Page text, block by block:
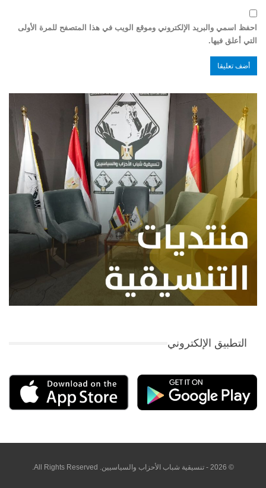
احفظ اسمي والبريد الإلكتروني وموقع الويب في هذا المتصفح للمرة الأولى
التي أعلق فيها.
التطبيق الإلكتروني
© 2026 - تنسيقية شباب الأحزاب والسياسيين. All Rights Reserved.